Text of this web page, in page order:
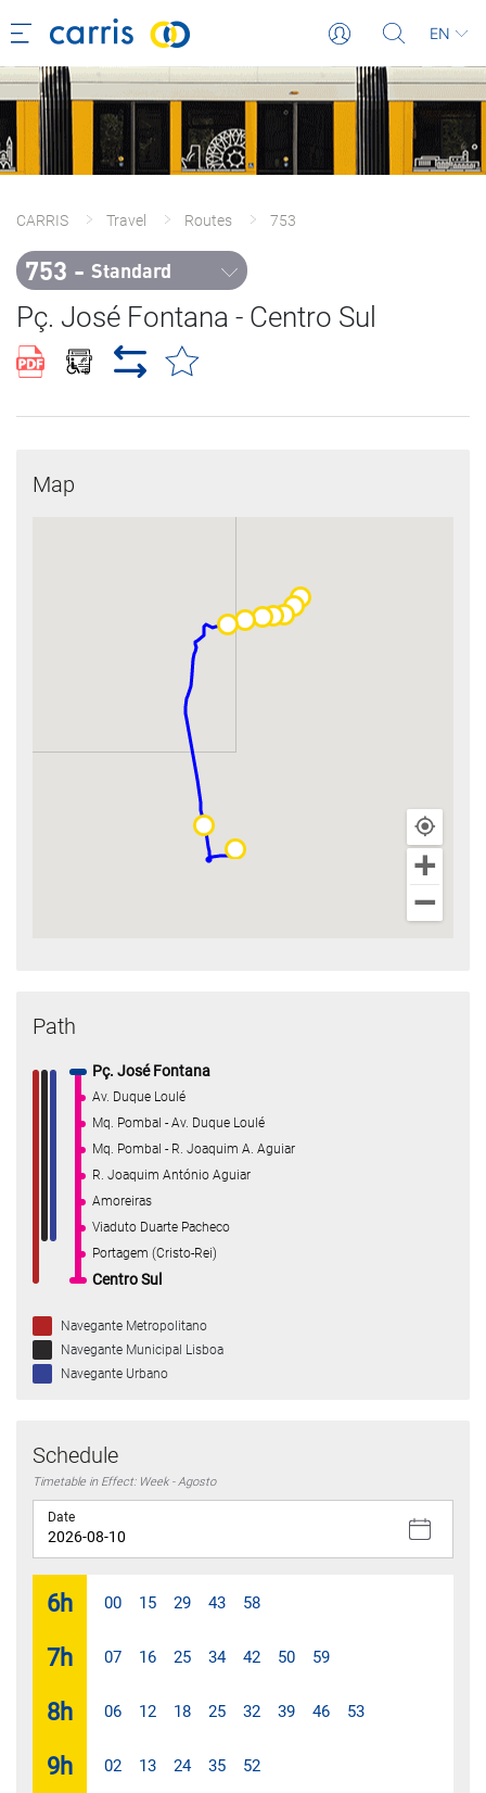
EN
CARRIS Travel Routes 753
753 - Standard
Pç. José Fontana - Centro Sul
Map
Path
Pç. José Fontana
Av. Duque Loulé
Mq. Pombal - Av. Duque Loulé
Mq. Pombal - R. Joaquim A. Aguiar
R. Joaquim António Aguiar
Amoreiras
Viaduto Duarte Pacheco
Portagem (Cristo-Rei)
Centro Sul
Navegante Metropolitano
Navegante Municipal Lisboa
Navegante Urbano
Schedule
Date
Timetable in Effect: Week - Agosto
6h 00 15 29 43 58
7h 07 16 25 34 42 50 59
8h 06 12 18 25 32 39 46 53
9h 02 13 24 35 52